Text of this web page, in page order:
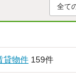
全て
貸物件 159件